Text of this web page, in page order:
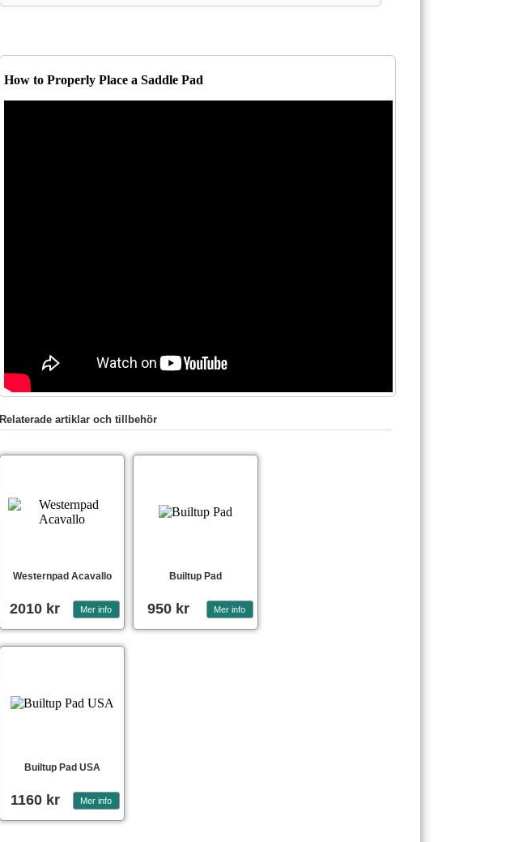
How to Properly Place a Saddle Pad
Relaterade artiklar och tillbehör
Westernpad Acavallo
2010 kr
Builtup Pad
950 kr
Builtup Pad USA
1160 kr